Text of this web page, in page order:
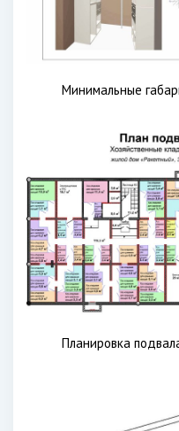
Минимальные
Планировка